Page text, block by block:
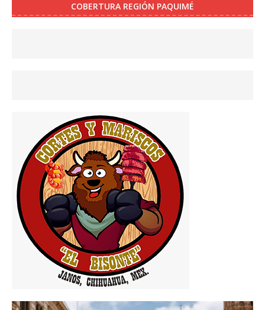
COBERTURA REGIÓN PAQUIMÉ